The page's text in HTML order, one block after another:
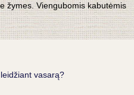
žymes. Viengubomis kabutėmis
vasarą?